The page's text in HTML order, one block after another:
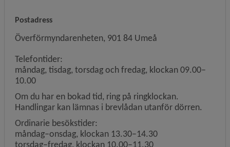
Postadress
Överförmyndarenheten, 901 84 Umeå
Telefontider:
måndag, tisdag, torsdag och fredag, klockan 09.00–
10.00
Om du har en bokad tid, ring på ringklockan.
Handlingar kan lämnas i brevlådan utanför dörren.
Ordinarie besökstider:
måndag–onsdag, klockan 13.30–14.30
torsdag–fredag, klockan 10.00–11.30